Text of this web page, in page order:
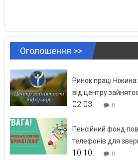
Оголошення >>
Ринок праці
від центру
02.03. 0
Пенсійний фонд
телефонів для
10.10. 0